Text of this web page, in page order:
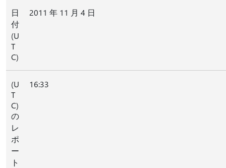
日
付
(U
T
C)
2011 年 11 月 4 日
(U
T
C)
の
レ
ポ
ー
ト
16:33